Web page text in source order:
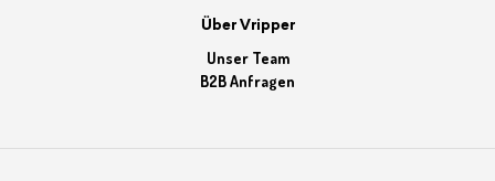
Über Vripper
Unser Team
B2B Anfragen